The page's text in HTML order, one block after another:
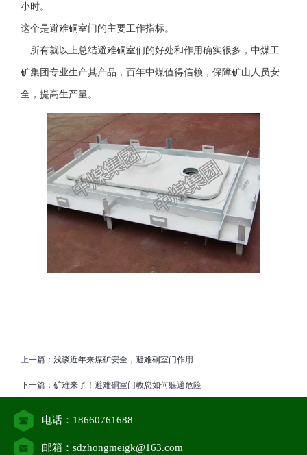
小时。
这个是避难硐室门的主要工作指标。
所有就以上总结避难硐室们的好处和作用确实很多，中煤工
矿集团专业生产其产品，百年中煤值得信赖，保障矿山人员安
全，提高生产量。
上一篇： 浅谈近年来煤矿安全，避难硐室门作用
下一篇： 矿难来了！避难硐室门教您如何躲避危险
电话：18660761688
邮箱：sdzhongmeigk@163.com